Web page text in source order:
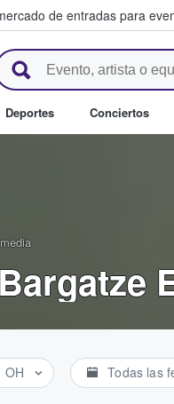
de entradas para
compra y
Deportes Conciertos
OH Todas las